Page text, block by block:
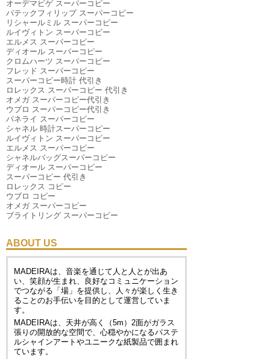
2024年06月 （3件）
2024年05月（2件）
2024年04月（1件）
2024年03月 （3件）
2023年11月（1件）
2020年07月（1件）
2019年09月 （1件）
2019年01月（1件）
2018年07月（1件）
2018年01月（1件）
2016年12月（1件）
2016年06月（1件）
2015年12月（1件）
2015年07月 （1件）
オーデマピゲ スーパーコピー
パテックフィリップ スーパーコピー
リシャールミル スーパーコピー
ルイヴィトン スーパーコピー
エルメス スーパーコピー
ディオール スーパーコピー
クロムハーツ スーパーコピー
フレッド スーパーコピー
スーパーコピー時計 代引き
ロレックス スーパーコピー 代引き
オメガ スーパーコピー代引き
ウブロ スーパーコピー代引き
パネライ スーパーコピー
シャネル 時計スーパーコピー
ルイヴィトン スーパーコピー
エルメス スーパーコピー
シャネルバッグスーパーコピー
ディオール スーパーコピー
スーパーコピー 代引き
ロレックス コピー
ウブロ コピー
オメガ スーパーコピー
ブライトリング スーパーコピー
ABOUT US
MADEIRAは、音楽を通じて人と人とが出あ
い、笑顔が生まれ、良好なコミュニケーション
でつながる「場」を提供し、人々が楽しく生き
ることのお手伝いを目的として運営していま
す。
MADEIRAは、天井が高く（5m）2面がガラス
張りの開放的な空間で、心穏やかになるパステ
ルシャインアートやユニークな紙製品で囲まれ
ています。